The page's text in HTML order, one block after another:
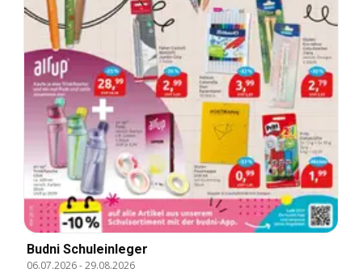
Budni Schuleinleger
06.07.2026-29.08.2026